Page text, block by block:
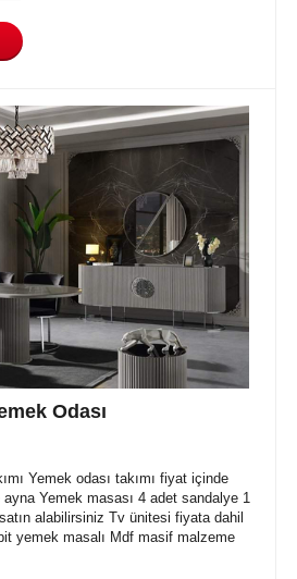
Odası
Yemek odası takımı fiyat içinde
Yemek masası 4 adet sandalye 1
alabilirsiniz Tv ünitesi fiyata dahil
yemek masalı Mdf masif malzeme